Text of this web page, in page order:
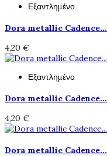
Εξαντλημένο
Dora metallic Cadence...
4,20 €
Εξαντλημένο
Dora metallic Cadence...
4,20 €
Dora metallic Cadence...